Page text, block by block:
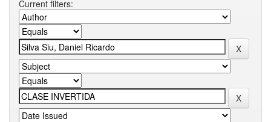
Current filters: